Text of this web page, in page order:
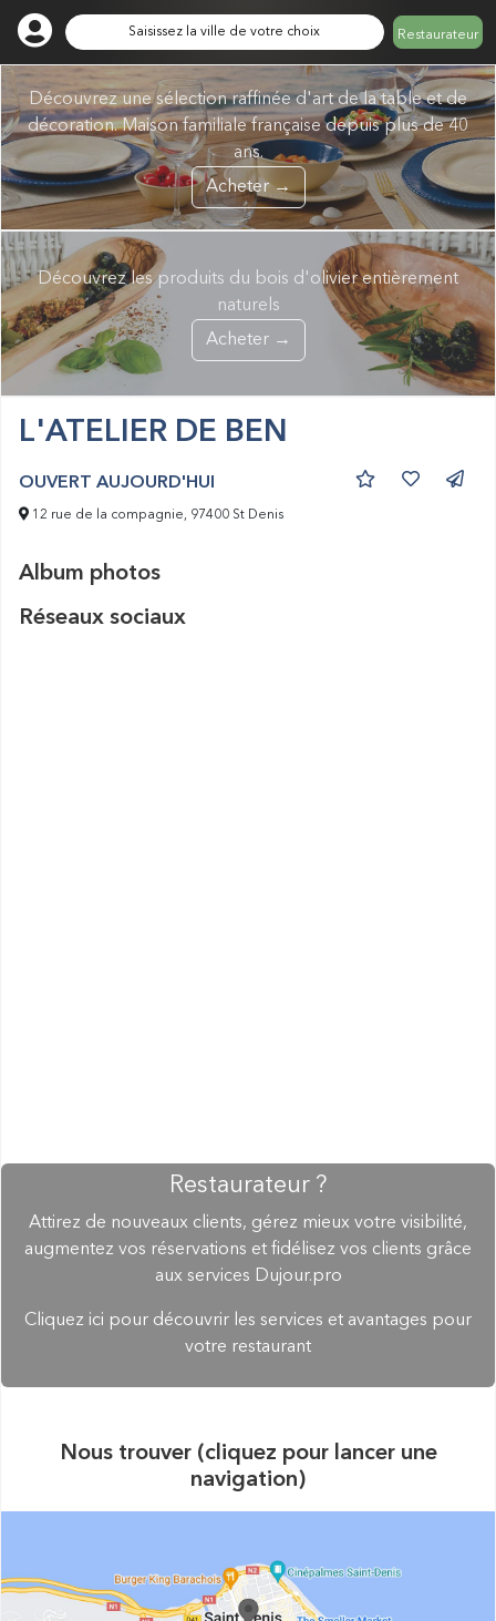
Saisissez la ville de votre choix Restaurateur
Découvrez une sélection raffinée d'art de la table et de
décoration. Maison familiale française depuis plus de 40
ans.
Acheter →
Découvrez les produits du bois d'olivier entièrement
naturels
Acheter →
L'ATELIER DE BEN
OUVERT AUJOURD'HUI
12 rue de la compagnie, 97400 St Denis
Album photos
Réseaux sociaux
Restaurateur ?
Attirez de nouveaux clients, gérez mieux votre visibilité,
augmentez vos réservations et fidélisez vos clients grâce
aux services Dujour.pro
Cliquez ici pour découvrir les services et avantages pour
votre restaurant
Nous trouver (cliquez pour lancer une
navigation)